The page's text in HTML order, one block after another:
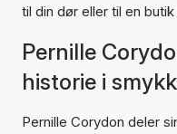
til din dør eller til en
Pernille
historie i
Pernille Corydon deler